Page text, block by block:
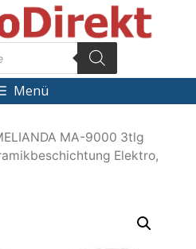
Menü
MA-9000 3tlg
Elektro,